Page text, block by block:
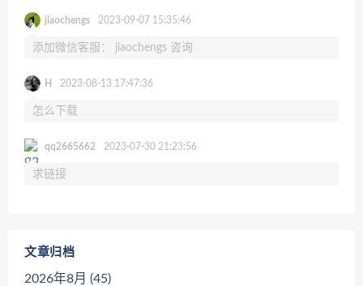
jiaochengs 2023-09-07 15:35:46
添加微信客服： jiaochengs 咨询
H 2023-08-13 17:47:36
怎么下载
qq2665662 2023-07-30 21:23:56
求链接
文章归档
2026年8月 (45)